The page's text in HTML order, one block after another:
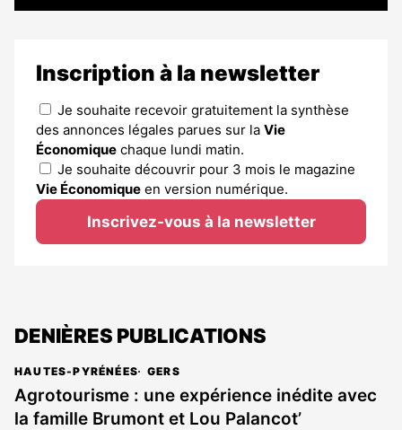
Inscription à la newsletter
Je souhaite recevoir gratuitement la synthèse
des annonces légales parues sur la Vie
Économique chaque lundi matin.
Je souhaite découvrir pour 3 mois le magazine
Vie Économique en version numérique.
Inscrivez-vous à la newsletter
DENIÈRES PUBLICATIONS
HAUTES-PYRÉNÉES GERS
Agrotourisme : une expérience inédite avec
la famille Brumont et Lou Palancot’